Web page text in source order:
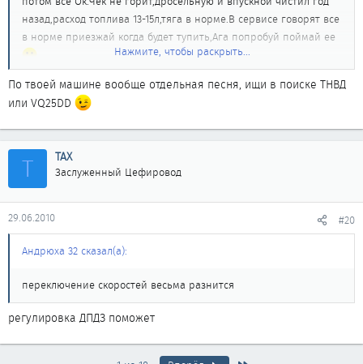
назад,расход топлива 13-15л,тяга в норме.В сервисе говорят все
в норме приезжай когда будет тупить,Ага попробуй поймай ее
Нажмите, чтобы раскрыть...
По твоей машине вообще отдельная песня, ищи в поиске ТНВД
или VQ25DD
Т ТАХ
Заслуженный Цефировод
29.06.2010 #20
Андрюха 32 сказал(а):
переключение скоростей весьма разнится
регулировка ДПДЗ поможет